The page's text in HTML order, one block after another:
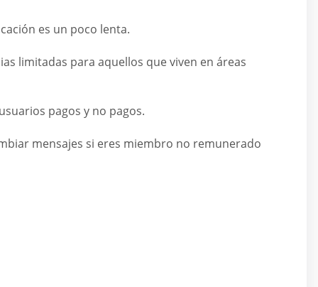
es un poco lenta.
limitadas para aquellos que viven en áreas
pagos y no pagos.
mensajes si eres miembro no remunerado